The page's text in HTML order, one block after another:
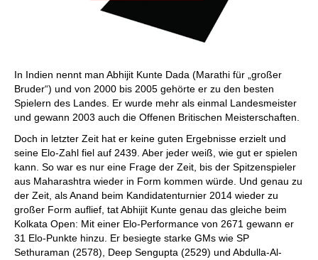
In Indien nennt man Abhijit Kunte Dada (Marathi für „großer
Bruder“) und von 2000 bis 2005 gehörte er zu den besten
Spielern des Landes. Er wurde mehr als einmal Landesmeister
und gewann 2003 auch die Offenen Britischen Meisterschaften.
Doch in letzter Zeit hat er keine guten Ergebnisse erzielt und
seine Elo-Zahl fiel auf 2439. Aber jeder weiß, wie gut er spielen
kann. So war es nur eine Frage der Zeit, bis der Spitzenspieler
aus Maharashtra wieder in Form kommen würde. Und genau zu
der Zeit, als Anand beim Kandidatenturnier 2014 wieder zu
großer Form auflief, tat Abhijit Kunte genau das gleiche beim
Kolkata Open: Mit einer Elo-Performance von 2671 gewann er
31 Elo-Punkte hinzu. Er besiegte starke GMs wie SP
Sethuraman (2578), Deep Sengupta (2529) und Abdulla-Al-